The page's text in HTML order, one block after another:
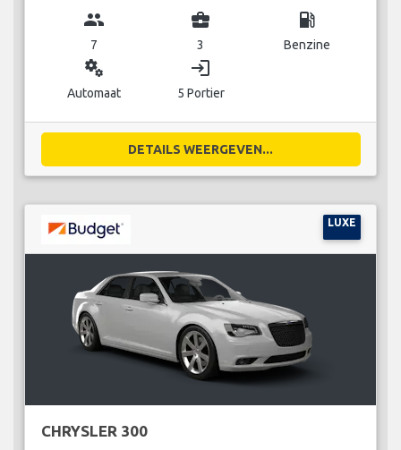
group
7
business_center
3
local_gas_station
Benzine
miscellaneous_services
Automaat
login
5 Portier
DETAILS WEERGEVEN...
LUXE
CHRYSLER 300